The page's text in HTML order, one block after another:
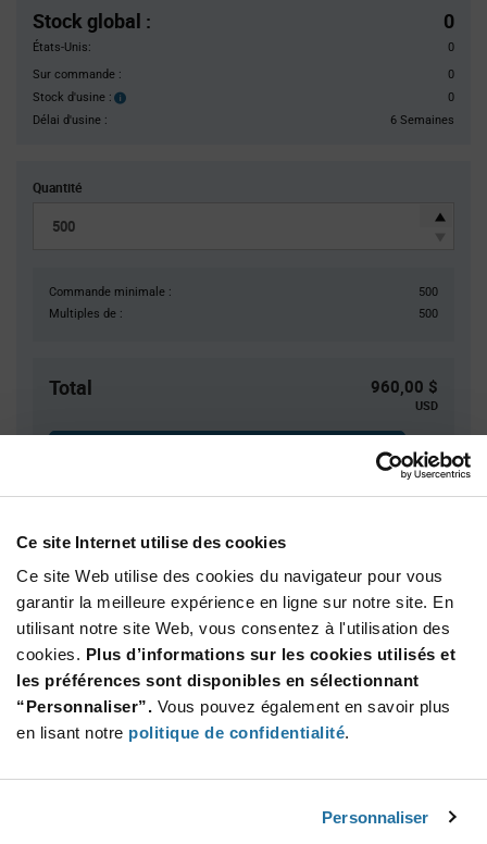
Ce site Internet utilise des cookies
Ce site Web utilise des cookies du navigateur pour vous
garantir la meilleure expérience en ligne sur notre site. En
utilisant notre site Web, vous consentez à l'utilisation des
cookies. Plus d’informations sur les cookies utilisés et
les préférences sont disponibles en sélectionnant
“Personnaliser”. Vous pouvez également en savoir plus
en lisant notre politique de confidentialité.
Personnaliser
Stock global : 0
États-Unis:
0
Sur commande :
0
Stock d'usine :
Stock
0
Délai d'usine :
6 Semaines
Quantité
Commande minimale :
500
Multiples de :
500
Total 960,00 $
USD
paiement.
Quantité Prix unitaire
500+ $1.92
Product
Variant
Emballages disponibles